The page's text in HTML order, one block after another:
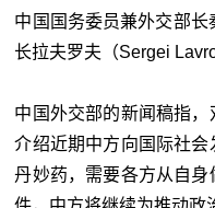
中国国务委员兼外交部
长拉夫罗夫（Sergei
中国外交部的新闻稿指
介绍近期中方向国际社
丹妙药，需要各方从自